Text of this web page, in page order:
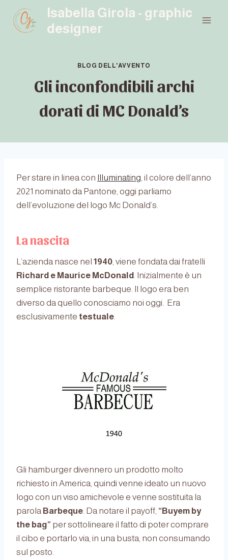
contenuto
Isabella Girola - graphic
designer
BLOG DELL'AVVENTO
Gli inconfondibili archi
dorati di MC Donald’s
Per stare in linea con Illuminating, il colore dell’anno
2021 nominato da Pantone, oggi parliamo
dell’evoluzione del logo Mc Donald’s.
La nascita
L’azienda nasce nel 1940, viene fondata dai fratelli
Richard e Maurice McDonald. Inizialmente è un
semplice ristorante barbeque. Il logo era ben
diverso da quello conosciamo noi oggi. Era
esclusivamente testuale.
Gli hamburger divennero un prodotto molto
richiesto in America, quindi venne ideato un nuovo
logo con un viso amichevole e venne sostituita la
parola Barbeque. Da notare il payoff, “Buyem by
the bag” per sottolineare il fatto di poter comprare
il cibo e portarlo via, in una busta, non consumando
sul posto.